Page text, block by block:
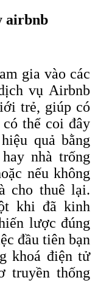
airbnb
gia vào các
vụ Airbnb
trẻ, giúp có
thể coi đây
quả bằng
nhà trống
nếu không
cho thuê lại.
khi đã kinh
lược đúng
đầu tiên bạn
khoá điện tử
truyền thống